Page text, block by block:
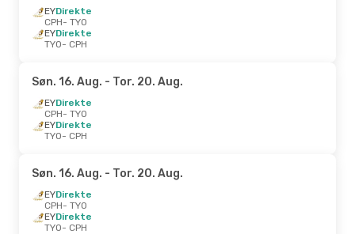
EYDirekte
CPH- TYO
EYDirekte
TYO- CPH
Søn. 16. Aug. - Tor. 20. Aug.
EYDirekte
CPH- TYO
EYDirekte
TYO- CPH
Søn. 16. Aug. - Tor. 20. Aug.
EYDirekte
CPH- TYO
EYDirekte
TYO- CPH